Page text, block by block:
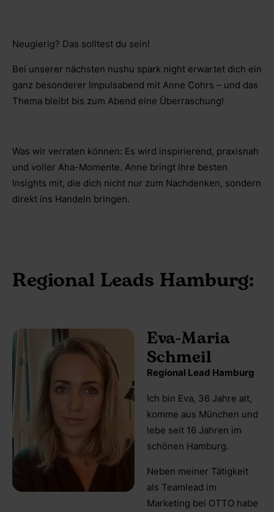
Neugierig? Das solltest du sein!
Bei unserer nächsten nushu spark night erwartet dich ein
ganz besonderer Impulsabend mit Anne Cohrs – und das
Thema bleibt bis zum Abend eine Überraschung!
Was wir verraten können: Es wird inspirierend, praxisnah
und voller Aha-Momente. Anne bringt ihre besten
Insights mit, die dich nicht nur zum Nachdenken, sondern
direkt ins Handeln bringen.
Regional Leads Hamburg:
Eva-Maria
Schmeil
Regional Lead Hamburg
Ich bin Eva, 36 Jahre alt,
komme aus München und
lebe seit 16 Jahren im
schönen Hamburg.
Neben meiner Tätigkeit
als Teamlead im
Marketing bei OTTO habe